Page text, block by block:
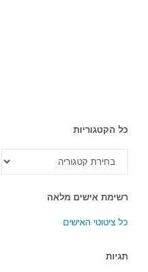
כל הקטגוריות
הקטגוריות
רשימת אישים מלאה
כל ציטוטי האישים
תגיות